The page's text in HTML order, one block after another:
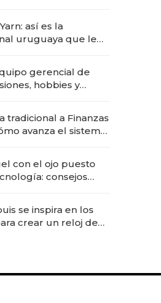
y prepara apertura
así es la
uruguaya que le
gerencial de
hobbies y
tradicional a Finanzas
avanza el sistema
con el ojo puesto
consejos
se inspira en los
crear un reloj de